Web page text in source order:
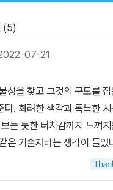
을 간파하고 컬러 사진을 찍
수 없는 원조격이 되었다.
가 보여주는 방식은 절제미
움을 전한다. 그래서일까?
에 열린 일본 분카무라 전
는 이례적인 성공을 이루었다.
토드 헤인즈의 '캐롤'은 독특
다. 다채로우나 절제된 컬러
내면을 담은 파격적 구도가
(5)
07-21
성을 찾고 그것의 구도를
다. 화려한 색감과 독특한
는 듯한 터치감까지 느껴
은 기술자라는 생각이 들었